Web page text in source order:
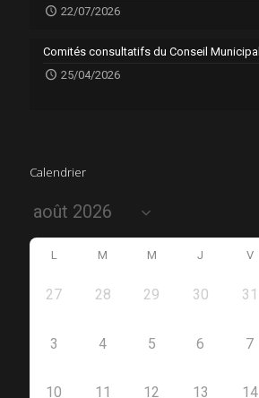
22/07/2026
Comités consultatifs du Conseil Municipal
25/04/2026
Calendrier
L M M J V
27 28 29 30 31
3 4 5 6 7
10 11 12 13 14